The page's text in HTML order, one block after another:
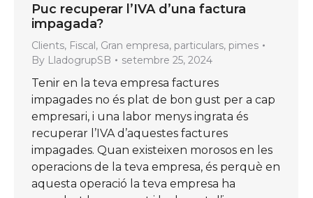
Puc recuperar l’IVA d’una factura
impagada?
Clients, Fiscal, Gran empresa, particulars, pimes
By LladogrupSB setembre 25, 2024
Tenir en la teva empresa factures
impagades no és plat de bon gust per a cap
empresari, i una labor menys ingrata és
recuperar l’IVA d’aquestes factures
impagades. Quan existeixen morosos en les
operacions de la teva empresa, és perquè en
aquesta operació la teva empresa ha